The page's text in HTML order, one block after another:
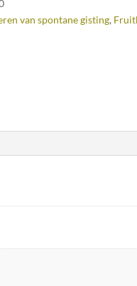
van spontane gisting,